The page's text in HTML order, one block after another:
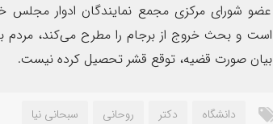
عضو شورای مرکزی مجمع نمایندگان ادوار مجلس
است و بحث خروج از برجام را مطرح می‌کند، مردم به
بیان صورت قضیه، توقع قشر تحصیل کرده نیست.
دانشگاه دکتر روحانی سبحانی نیا